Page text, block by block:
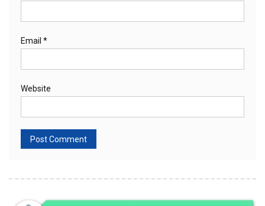
Email *
Website